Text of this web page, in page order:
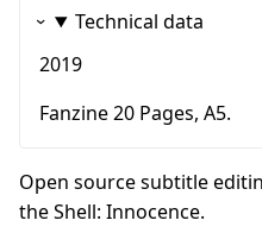
Technical data
2019
Fanzine 20 Pages, A5.
Open source subtitle
the Shell: Innocence.